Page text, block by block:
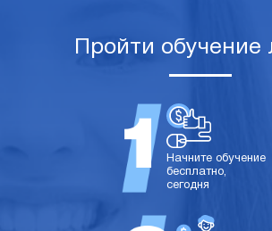
Пройти обучение
Начните обучение
бесплатно,
сегодня